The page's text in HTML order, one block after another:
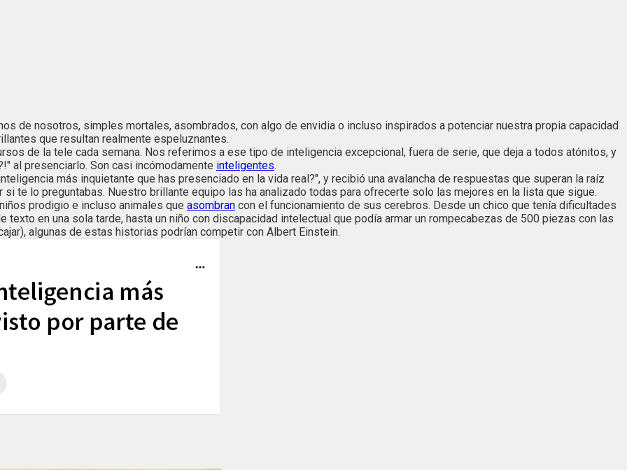
de nosotros, simples mortales, asombrados, con algo de envidia o incluso inspirados a potenciar nuestra propia capacidad
que resultan realmente espeluznantes.
de la tele cada semana. Nos referimos a ese tipo de inteligencia excepcional, fuera de serie, que deja a todos atónitos, y
al presenciarlo. Son casi incómodamente inteligentes.
más inquietante que has presenciado en la vida real?", y recibió una avalancha de respuestas que superan la raíz
te lo preguntabas. Nuestro brillante equipo las ha analizado todas para ofrecerte solo las mejores en la lista que sigue.
prodigio e incluso animales que asombran con el funcionamiento de sus cerebros. Desde un chico que tenía dificultades
texto en una sola tarde, hasta un niño con discapacidad intelectual que podía armar un rompecabezas de 500 piezas con las
algunas de estas historias podrían competir con Albert Einstein.